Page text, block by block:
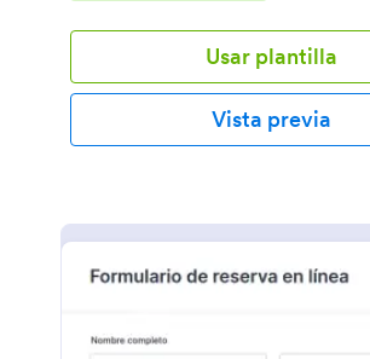
Usar plantilla
Vista previa